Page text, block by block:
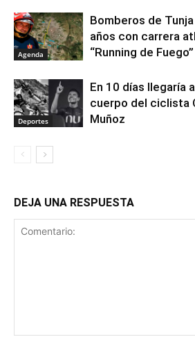
Agenda
Bomberos de
años con carrera
“Running de Fuego”
Deportes
En 10 días llegaría
cuerpo del ciclista
Muñoz
DEJA UNA RESPUESTA